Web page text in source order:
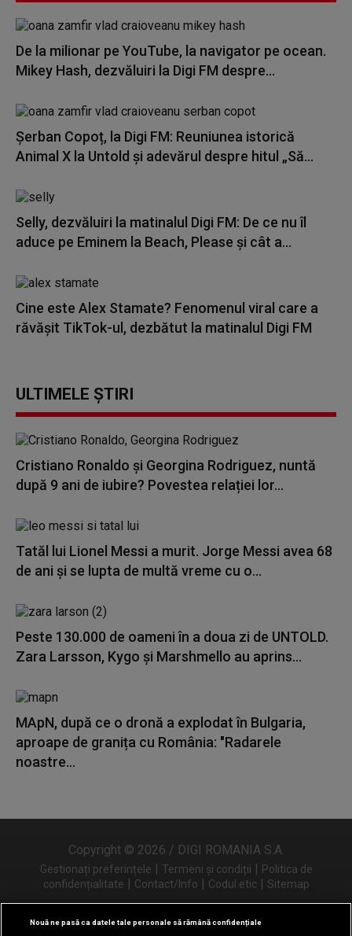
De la milionar pe YouTube, la navigator pe ocean.
Mikey Hash, dezvăluiri la Digi FM despre...
Șerban Copoț, la Digi FM: Reuniunea istorică
Animal X la Untold și adevărul despre hitul „Să...
Selly, dezvăluiri la matinalul Digi FM: De ce nu îl
aduce pe Eminem la Beach, Please și cât a...
Cine este Alex Stamate? Fenomenul viral care a
răvășit TikTok-ul, dezbătut la matinalul Digi FM
ULTIMELE ȘTIRI
Cristiano Ronaldo și Georgina Rodriguez, nuntă
după 9 ani de iubire? Povestea relației lor...
Tatăl lui Lionel Messi a murit. Jorge Messi avea 68
de ani și se lupta de multă vreme cu o...
Peste 130.000 de oameni în a doua zi de UNTOLD.
Zara Larsson, Kygo și Marshmello au aprins...
MApN, după ce o dronă a explodat în Bulgaria,
aproape de granița cu România: "Radarele
noastre...
Copyright © 2026 / DIGI ROMANIA S.A.
Gestionați preferințele | Termeni și condiții | Politica de
confidențialitate | Contact/Info | Codul etic | Sitemap
Nouă ne pasă ca datele tale personale să rămână confidențiale